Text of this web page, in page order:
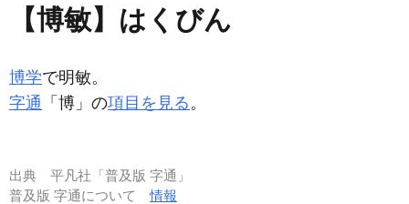
【博敏】はくびん
博学で明敏。
字通 「博」の項目を見る。
出典 平凡社「普及版 字通」
普及版 字通について情報